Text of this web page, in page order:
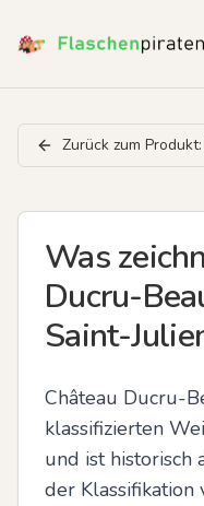
Zurück zum Produkt:
Was
Ducru-
Saint-
Château Ducru-
klassifizierten
und ist historisch
der Klassifikation